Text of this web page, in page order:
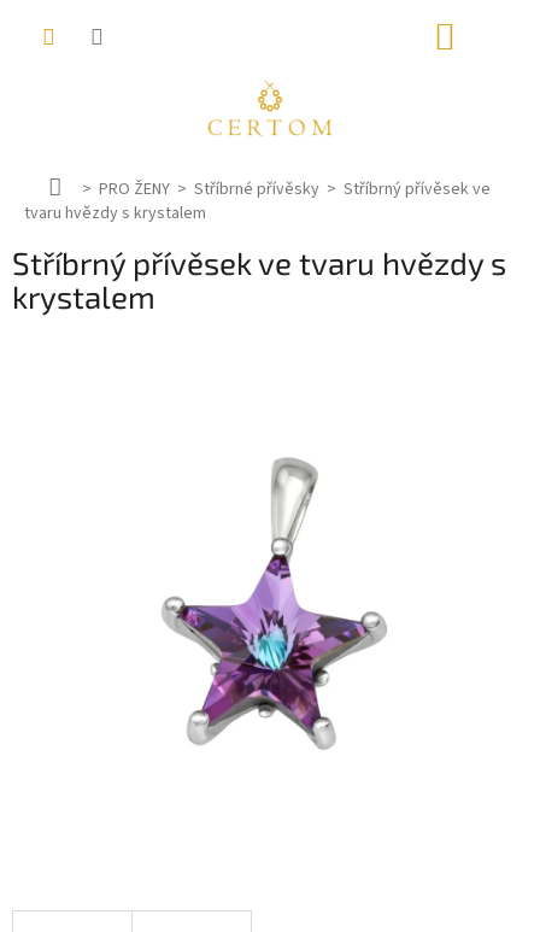
D
o
ů
PRO ŽENY Stříbrné přívěsky
Stříbrný přívěsek ve
tvaru hvězdy s krystalem
Stříbrný přívěsek ve tvaru hvězdy s
krystalem